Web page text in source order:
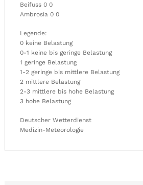
Beifuss 0 0
Ambrosia 0 0
Legende:
0 keine Belastung
0-1 keine bis geringe Belastung
1 geringe Belastung
1-2 geringe bis mittlere Belastung
2 mittlere Belastung
2-3 mittlere bis hohe Belastung
3 hohe Belastung
Deutscher Wetterdienst
Medizin-Meteorologie